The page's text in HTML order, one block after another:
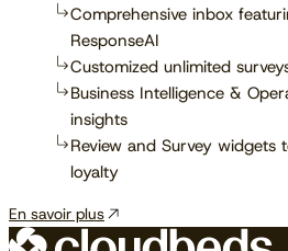
Comprehensive inbox
ResponseAI
Customized unlimited
Business Intelligence &
insights
Review and Survey widgets
loyalty
En savoir plus